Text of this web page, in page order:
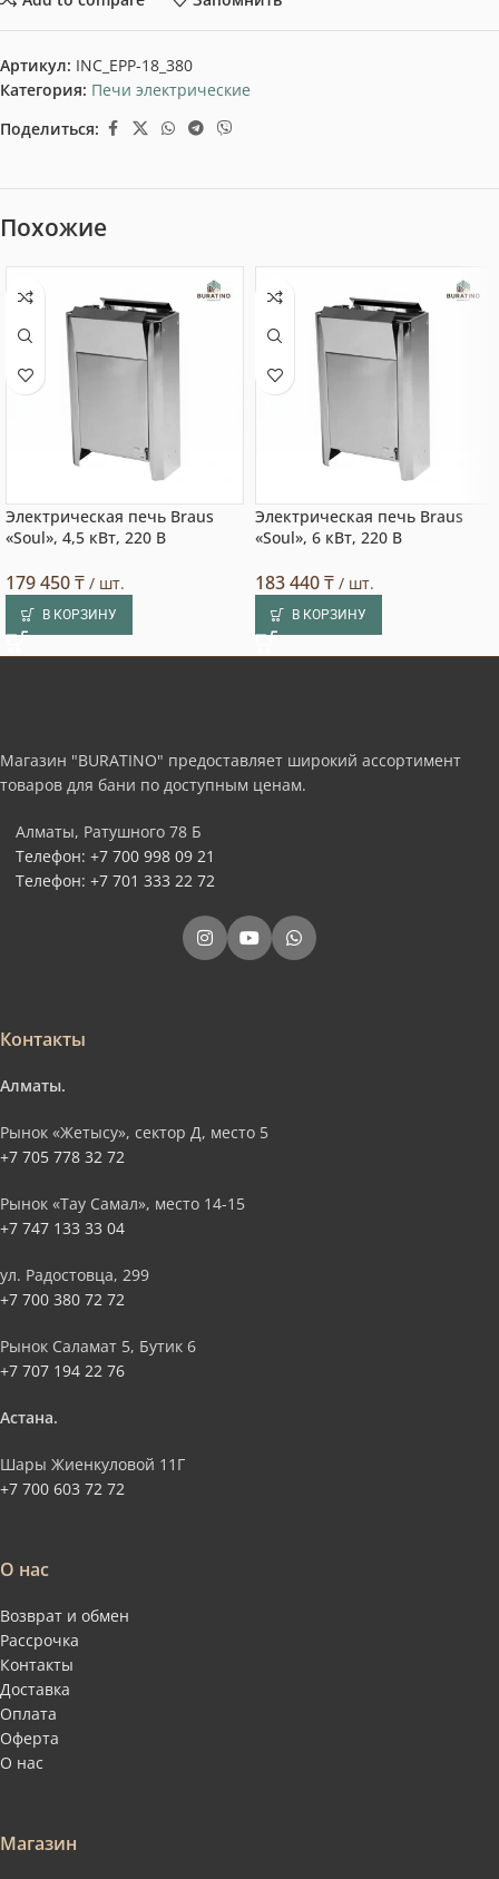
Артикул: INC_EPP-18_380
Категория: Печи электрические
Поделиться:
Похожие
Электрическая печь Braus
«Soul», 4,5 кВт, 220 В
179 450₸ / шт.
В КОРЗИНУ
Электрическая печь Braus
«Soul», 6 кВт, 220 В
183 440₸ / шт.
В КОРЗИНУ
Магазин "BURATINO" предоставляет широкий ассортимент
товаров для бани по доступным ценам.
Алматы, Ратушного 78 Б
Телефон: +7 700 998 09 21
Телефон: +7 701 333 22 72
Контакты
Алматы.
Рынок «Жетысу», сектор Д, место 5
+7 705 778 32 72
Рынок «Тау Самал», место 14-15
+7 747 133 33 04
ул. Радостовца, 299
+7 700 380 72 72
Рынок Саламат 5, Бутик 6
+7 707 194 22 76
Астана.
Шары Жиенкуловой 11Г
+7 700 603 72 72
О нас
Возврат и обмен
Рассрочка
Контакты
Доставка
Оплата
Оферта
О нас
Магазин